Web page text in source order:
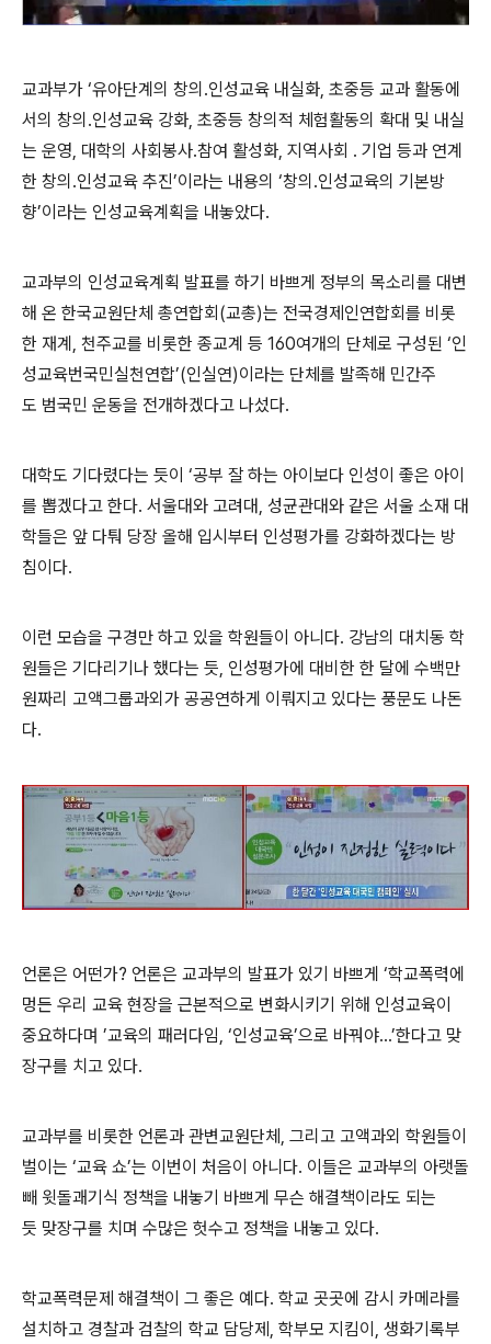
교과부가 ‘유아단계의 창의․인성교육 내실화, 초중등 교과 활동에
서의 창의․인성교육 강화, 초중등 창의적 체험활동의 확대 및 내실
는 운영, 대학의 사회봉사․참여 활성화, 지역사회 ․ 기업 등과 연계
한 창의․인성교육 추진’이라는 내용의 ‘창의․인성교육의 기본방
향’이라는 인성교육계획을 내놓았다.
교과부의 인성교육계획 발표를 하기 바쁘게 정부의 목소리를 대변
해 온 한국교원단체 총연합회(교총)는 전국경제인연합회를 비롯
한 재계, 천주교를 비롯한 종교계 등 160여개의 단체로 구성된 ‘인
성교육번국민실천연합’(인실연)이라는 단체를 발족해 민간주
도 범국민 운동을 전개하겠다고 나섰다.
대학도 기다렸다는 듯이 ‘공부 잘 하는 아이보다 인성이 좋은 아이
를 뽑겠다고 한다. 서울대와 고려대, 성균관대와 같은 서울 소재 대
학들은 앞 다퉈 당장 올해 입시부터 인성평가를 강화하겠다는 방
침이다.
이런 모습을 구경만 하고 있을 학원들이 아니다. 강남의 대치동 학
원들은 기다리기나 했다는 듯, 인성평가에 대비한 한 달에 수백만
원짜리 고액그룹과외가 공공연하게 이뤄지고 있다는 풍문도 나돈
다.
언론은 어떤가? 언론은 교과부의 발표가 있기 바쁘게 ‘학교폭력에
멍든 우리 교육 현장을 근본적으로 변화시키기 위해 인성교육이
중요하다며 ’교육의 패러다임, ‘인성교육’으로 바꿔야...’한다고 맞
장구를 치고 있다.
교과부를 비롯한 언론과 관변교원단체, 그리고 고액과외 학원들이
벌이는 ‘교육 쇼’는 이번이 처음이 아니다. 이들은 교과부의 아랫돌
빼 윗돌괘기식 정책을 내놓기 바쁘게 무슨 해결책이라도 되는
듯 맞장구를 치며 수많은 헛수고 정책을 내놓고 있다.
학교폭력문제 해결책이 그 좋은 예다. 학교 곳곳에 감시 카메라를
설치하고 경찰과 검찰의 학교 담당제, 학부모 지킴이, 생화기록부